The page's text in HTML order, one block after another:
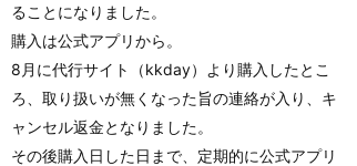
ることになりました。
購入は公式アプリから。
8月に代行サイト（kkday）より購入したとこ
ろ、取り扱いが無くなった旨の連絡が入り、キ
ャンセル返金となりました。
その後購入日した日まで、定期的に公式アプリ